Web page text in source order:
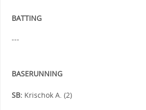
BATTING
---
BASERUNNING
SB:Krischok A. (2)